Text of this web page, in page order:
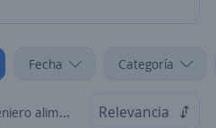
Fecha Categoría
Bogotá, D.C. Relevancia